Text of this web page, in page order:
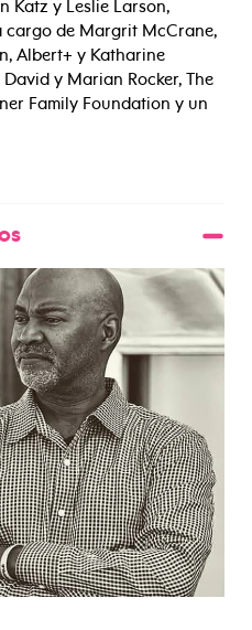
Katz y Leslie Larson,
cargo de Margrit McCrane,
Albert+ y Katharine
y Marian Rocker, The
Family Foundation y un